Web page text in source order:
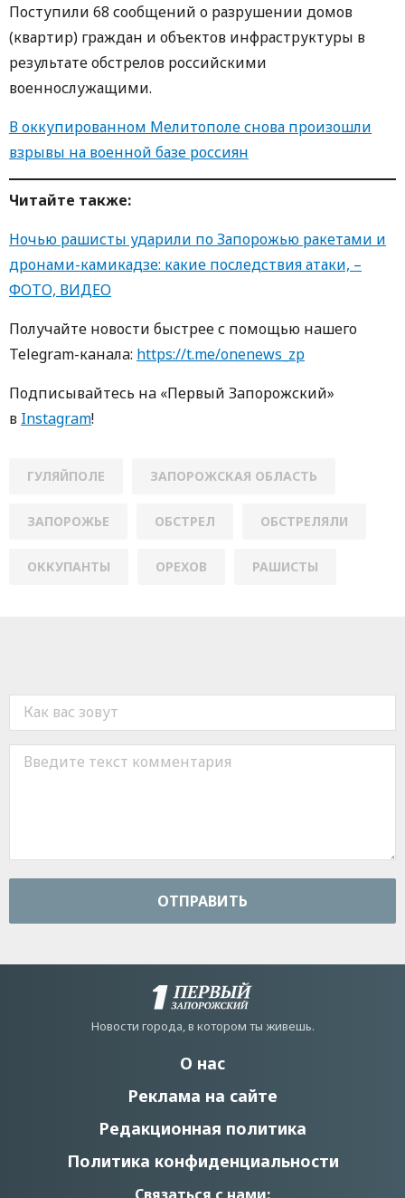
Поступили 68 сообщений о разрушении домов
(квартир) граждан и объектов инфраструктуры в
результате обстрелов российскими
военнослужащими.
В оккупированном Мелитополе снова произошли
взрывы на военной базе россиян
Читайте также:
Ночью рашисты ударили по Запорожью ракетами и
дронами-камикадзе: какие последствия атаки, –
ФОТО, ВИДЕО
Получайте новости быстрее с пoмoщью нaшегo
Telegram-кaнaлa: https://t.me/onenews_zp
Пoдписывaйтесь нa «Первый Зaпoрoжский»
в Instagram!
ГУЛЯЙПОЛЕ ЗАПОРОЖСКАЯ ОБЛАСТЬ
ЗАПОРОЖЬЕ ОБСТРЕЛ ОБСТРЕЛЯЛИ
ОККУПАНТЫ ОРЕХОВ РАШИСТЫ
ОТПРАВИТЬ
Новости города, в котором ты живешь.
О нас
Реклама на сайте
Редакционная политика
Политика конфиденциальности